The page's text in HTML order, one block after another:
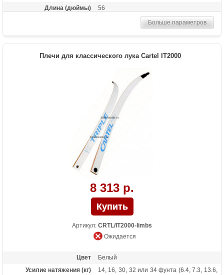
Длина (дюймы)
56
Назначение
Развлечение, спорт
Больше параметров
Плечи для классического лука Cartel IT2000
8 313 р.
Артикул: CRTL/IT2000-limbs
Ожидается
Цвет
Белый
Усилие натяжения (кг)
14, 16, 30, 32 или 34 фунта (6.4, 7.3, 13.6,